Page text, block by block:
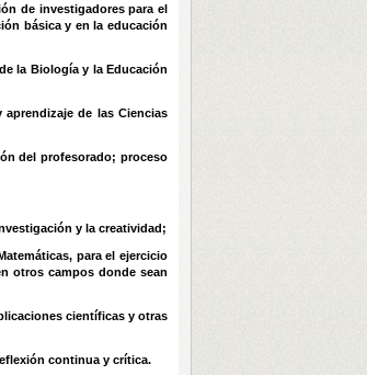
de investigadores para el
básica y en la educación
la Biología y la Educación
de las Ciencias
del profesorado; proceso
y la creatividad;
para el ejercicio
otros campos donde sean
científicas y otras
continua y crítica.